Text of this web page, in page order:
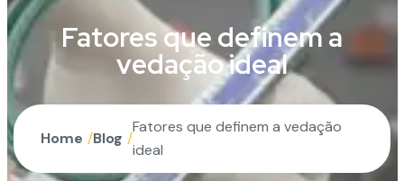
Fatores que definem a
vedação ideal
Home /Blog /
Fatores que definem a vedação
ideal